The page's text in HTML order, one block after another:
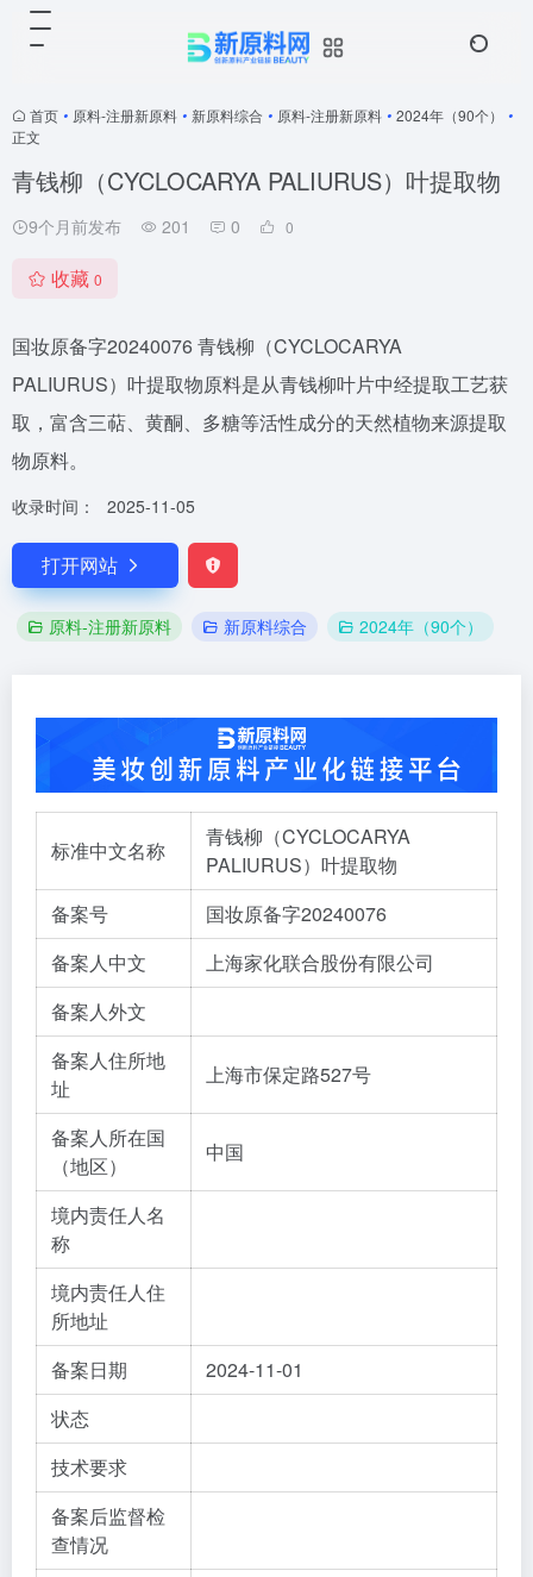
首页 • 原料-注册新原料 • 新原料综合 • 原料-注册新原料 • 2024年（90个）
•
正文
青钱柳（CYCLOCARYA PALIURUS）叶提取物
9个月前发布 201 0 0
收藏 0
国妆原备字20240076 青钱柳（CYCLOCARYA
PALIURUS）叶提取物原料是从青钱柳叶片中经提取工艺获
取，富含三萜、黄酮、多糖等活性成分的天然植物来源提取
物原料。
收录时间： 2025-11-05
打开网站
原料-注册新原料 新原料综合 2024年（90个）
标准中文名称
青钱柳（CYCLOCARYA
PALIURUS）叶提取物
备案号
国妆原备字20240076
备案人中文
上海家化联合股份有限公司
备案人外文
备案人住所地
址
上海市保定路527号
备案人所在国
（地区）
中国
境内责任人名
称
境内责任人住
所地址
备案日期
2024-11-01
状态
技术要求
备案后监督检
查情况